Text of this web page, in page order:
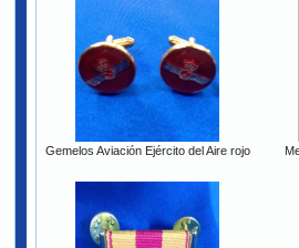
Gemelos Aviación Ejército del Aire rojo